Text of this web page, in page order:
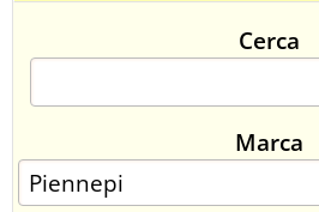
NEGOZI ON LINE
SINCRONIZZATI CON NOI
Cerca
Marca